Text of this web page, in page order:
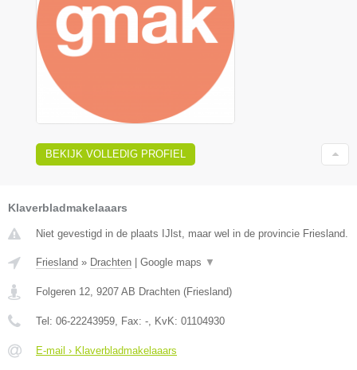
BEKIJK VOLLEDIG PROFIEL
Klaverbladmakelaaars
Niet gevestigd in de plaats IJlst, maar wel in de provincie Friesland.
Friesland » Drachten | Google maps ▼
Folgeren 12 9207 AB Drachten (Friesland)
Tel: 06-22243959 , Fax: - , KvK: 01104930
E-mail › Klaverbladmakelaaars